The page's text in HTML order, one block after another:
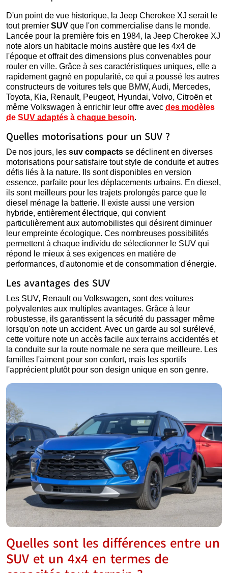
D'un point de vue historique, la Jeep Cherokee XJ serait le
tout premier SUV que l'on commercialise dans le monde.
Lancée pour la première fois en 1984, la Jeep Cherokee XJ
note alors un habitacle moins austère que les 4x4 de
l'époque et offrait des dimensions plus convenables pour
rouler en ville. Grâce à ses caractéristiques uniques, elle a
rapidement gagné en popularité, ce qui a poussé les autres
constructeurs de voitures tels que BMW, Audi, Mercedes,
Toyota, Kia, Renault, Peugeot, Hyundai, Volvo, Citroën et
même Volkswagen à enrichir leur offre avec des modèles
de SUV adaptés à chaque besoin.
Quelles motorisations pour un SUV ?
De nos jours, les suv compacts se déclinent en diverses
motorisations pour satisfaire tout style de conduite et autres
défis liés à la nature. Ils sont disponibles en version
essence, parfaite pour les déplacements urbains. En diesel,
ils sont meilleurs pour les trajets prolongés parce que le
diesel ménage la batterie. Il existe aussi une version
hybride, entièrement électrique, qui convient
particulièrement aux automobilistes qui désirent diminuer
leur empreinte écologique. Ces nombreuses possibilités
permettent à chaque individu de sélectionner le SUV qui
répond le mieux à ses exigences en matière de
performances, d'autonomie et de consommation d'énergie.
Les avantages des SUV
Les SUV, Renault ou Volkswagen, sont des voitures
polyvalentes aux multiples avantages. Grâce à leur
robustesse, ils garantissent la sécurité du passager même
lorsqu'on note un accident. Avec un garde au sol surélevé,
cette voiture note un accès facile aux terrains accidentés et
la conduite sur la route normale ne sera que meilleure. Les
familles l'aiment pour son confort, mais les sportifs
l'apprécient plutôt pour son design unique en son genre.
Quelles sont les différences entre un
SUV et un 4x4 en termes de